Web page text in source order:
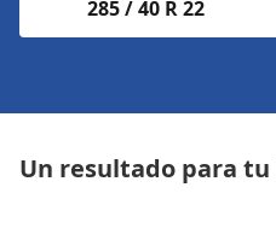
285 / 40 R 22
Un resultado para tu